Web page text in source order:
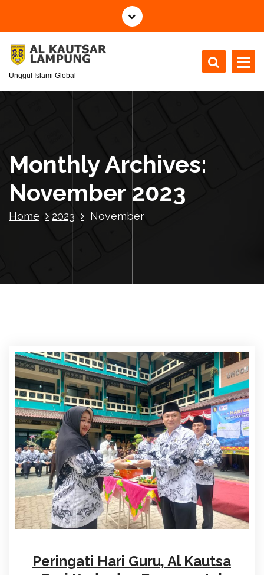
i
c
Unggul Islami Global
Monthly Archives:
November 2023
Home 2023 November
Peringati Hari Guru, Al Kautsa